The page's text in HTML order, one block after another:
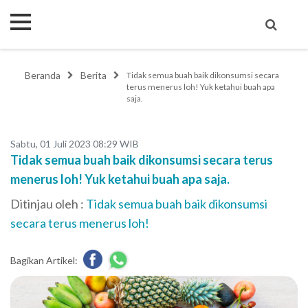
Beranda Berita
Tidak semua buah baik dikonsumsi secara
terus menerus loh! Yuk ketahui buah apa
saja.
Sabtu, 01 Juli 2023 08:29 WIB
Tidak semua buah baik dikonsumsi secara terus
menerus loh! Yuk ketahui buah apa saja.
Ditinjau oleh : Tidak semua buah baik dikonsumsi
secara terus menerus loh!
Bagikan Artikel: